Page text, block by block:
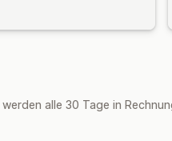
alle 30 Tage in